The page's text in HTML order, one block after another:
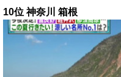
10位 神奈川 箱根